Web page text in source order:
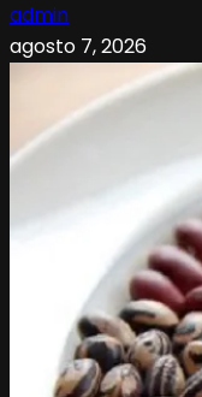
admin
agosto 7, 2026